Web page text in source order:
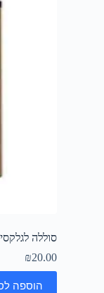
סוללה לגלקסי S3 תוצרת יפן
₪20.00
הוספה